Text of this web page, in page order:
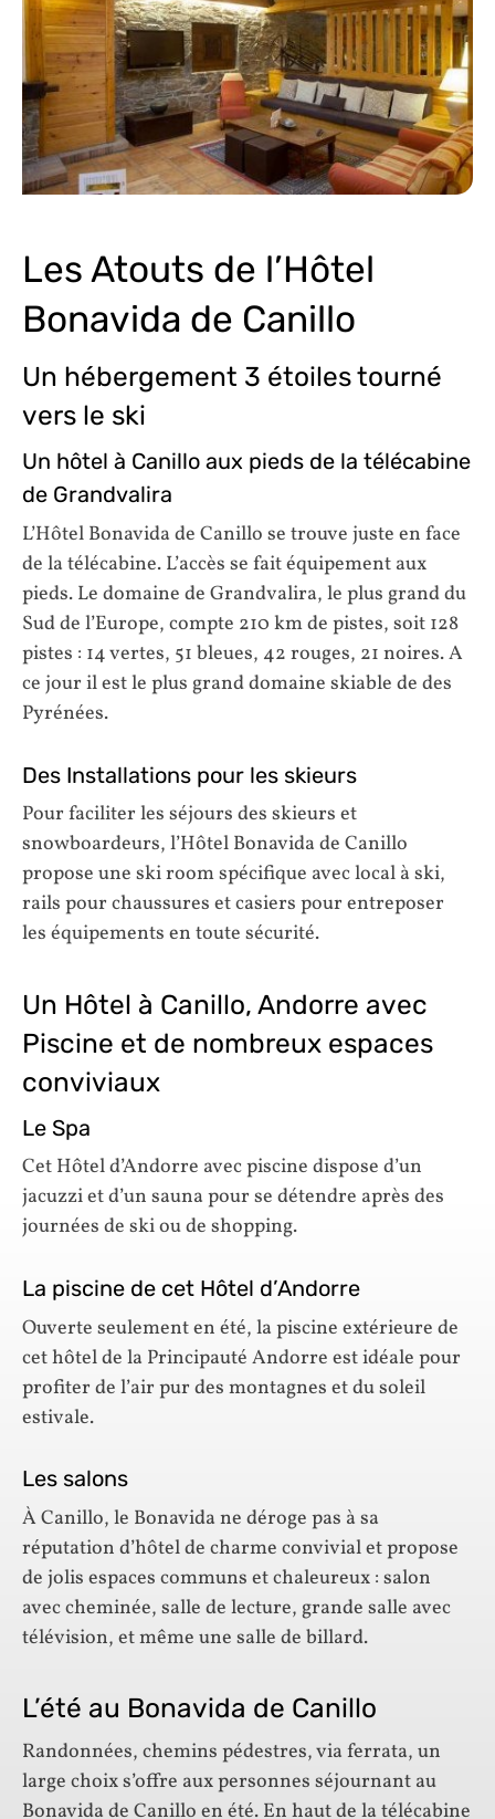
Les Atouts de l’Hôtel
Bonavida de Canillo
Un hébergement 3 étoiles tourné
vers le ski
Un hôtel à Canillo aux pieds de la télécabine
de Grandvalira
L’Hôtel Bonavida de Canillo se trouve juste en face
de la télécabine. L’accès se fait équipement aux
pieds. Le domaine de Grandvalira, le plus grand du
Sud de l’Europe, compte 210 km de pistes, soit 128
pistes : 14 vertes, 51 bleues, 42 rouges, 21 noires. A
ce jour il est le plus grand domaine skiable de des
Pyrénées.
Des Installations pour les skieurs
Pour faciliter les séjours des skieurs et
snowboardeurs, l’Hôtel Bonavida de Canillo
propose une ski room spécifique avec local à ski,
rails pour chaussures et casiers pour entreposer
les équipements en toute sécurité.
Un Hôtel à Canillo, Andorre avec
Piscine et de nombreux espaces
conviviaux
Le Spa
Cet Hôtel d’Andorre avec piscine dispose d’un
jacuzzi et d’un sauna pour se détendre après des
journées de ski ou de shopping.
La piscine de cet Hôtel d’Andorre
Ouverte seulement en été, la piscine extérieure de
cet hôtel de la Principauté Andorre est idéale pour
profiter de l’air pur des montagnes et du soleil
estivale.
Les salons
À Canillo, le Bonavida ne déroge pas à sa
réputation d’hôtel de charme convivial et propose
de jolis espaces communs et chaleureux : salon
avec cheminée, salle de lecture, grande salle avec
télévision, et même une salle de billard.
L’été au Bonavida de Canillo
Randonnées, chemins pédestres, via ferrata, un
large choix s’offre aux personnes séjournant au
Bonavida de Canillo en été. En haut de la télécabine